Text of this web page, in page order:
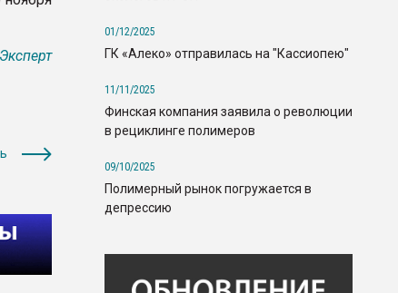
01/12/2025
ГК «Алеко» отправилась на "Кассиопею"
11/11/2025
Финская компания заявила о революции
в рециклинге полимеров
09/10/2025
Полимерный рынок погружается в
депрессию